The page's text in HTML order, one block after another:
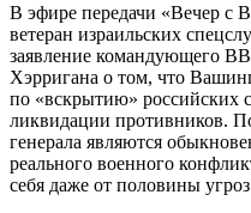
В эфире передачи «Вечер с
ветеран израильских
заявление командующего
Хэрригана о том, что
по «вскрытию» российских
ликвидации противников.
генерала являются
реального военного
себя даже от половины